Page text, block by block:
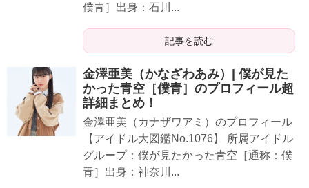
僕青］出身：石川...
記事を読む
金澤亜美（かなざわあみ）| 僕が見た
かった青空［僕青］のプロフィール超
詳細まとめ！
金澤亜美（カナザワアミ）のプロフィール
【アイドル大図鑑No.1076】 所属アイドル
グループ：僕が見たかった青空［通称：僕
青］出身：神奈川...